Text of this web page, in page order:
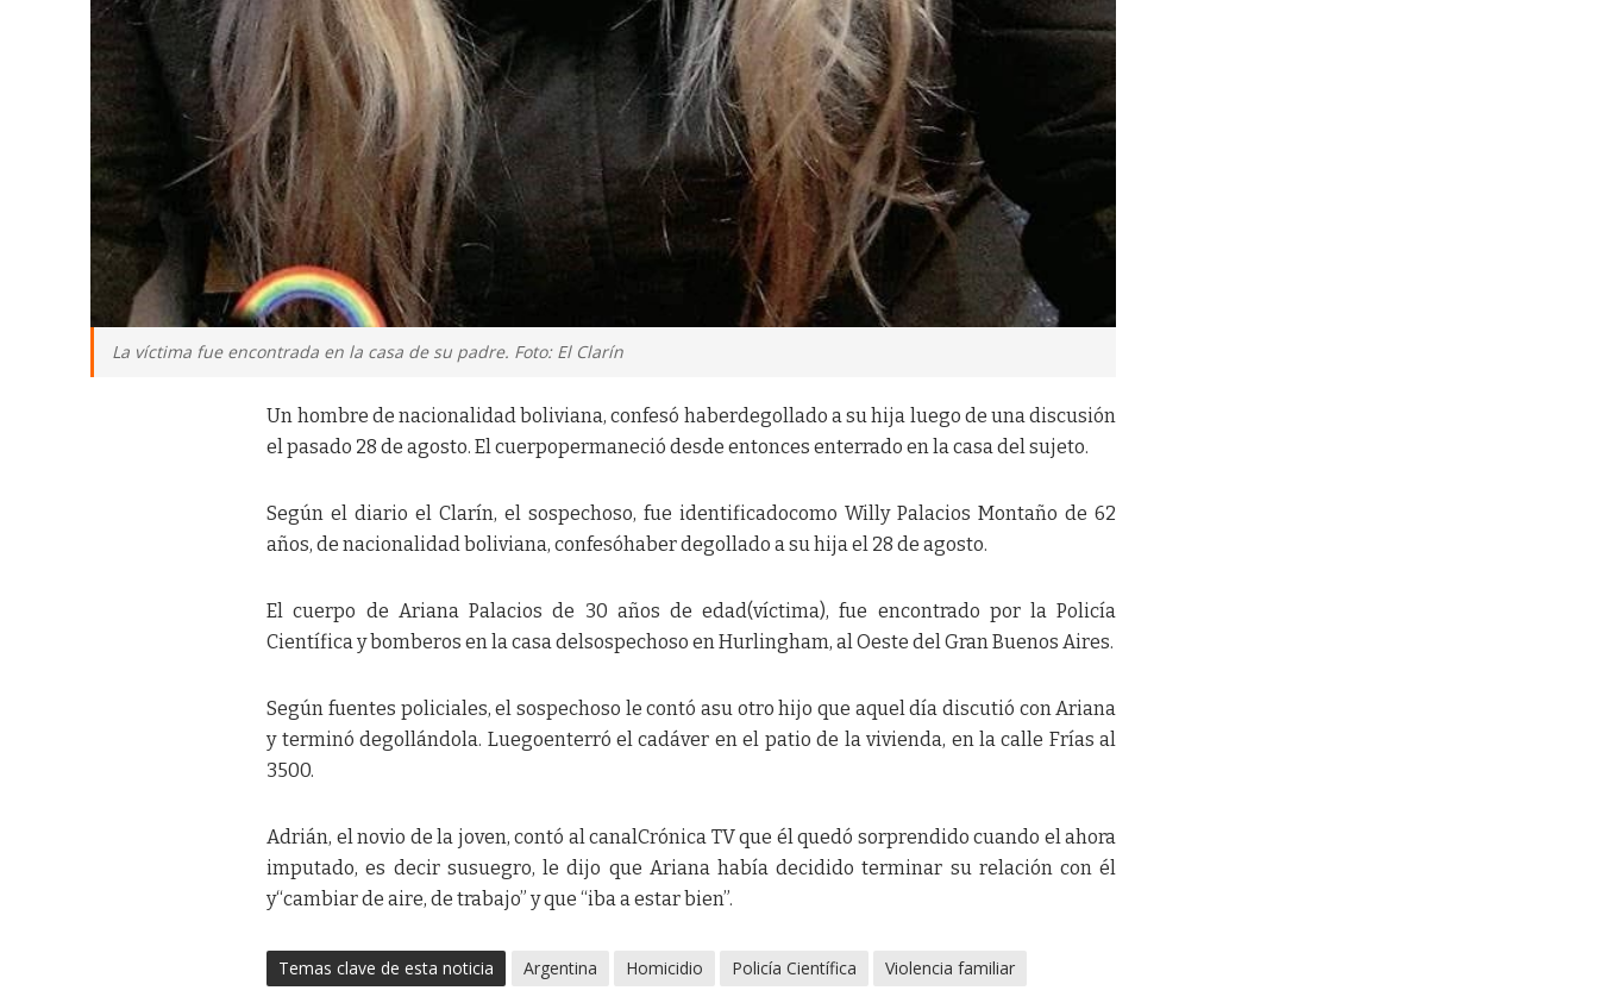
La víctima fue encontrada en la casa de su padre. Foto: El Clarín
Un hombre de nacionalidad boliviana, confesó haberdegollado a su hija luego de una discusión
el pasado 28 de agosto. El cuerpopermaneció desde entonces enterrado en la casa del sujeto.
Según el diario el Clarín, el sospechoso, fue identificadocomo Willy Palacios Montaño de 62
años, de nacionalidad boliviana, confesóhaber degollado a su hija el 28 de agosto.
El cuerpo de Ariana Palacios de 30 años de edad(víctima), fue encontrado por la Policía
Científica y bomberos en la casa delsospechoso en Hurlingham, al Oeste del Gran Buenos Aires.
Según fuentes policiales, el sospechoso le contó asu otro hijo que aquel día discutió con Ariana
y terminó degollándola. Luegoenterró el cadáver en el patio de la vivienda, en la calle Frías al
3500.
Adrián, el novio de la joven, contó al canalCrónica TV que él quedó sorprendido cuando el ahora
imputado, es decir susuegro, le dijo que Ariana había decidido terminar su relación con él
y“cambiar de aire, de trabajo” y que “iba a estar bien”.
Temas clave de esta noticia Argentina Homicidio Policía Científica Violencia familiar